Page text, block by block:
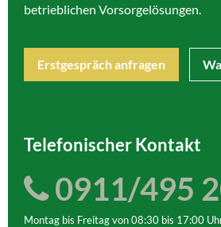
betrieblichen Vorsorgelösungen.
Erstgespräch anfragen
Telefonischer Kontakt
0911/495
Montag bis Freitag von 08:30 bis 17:00